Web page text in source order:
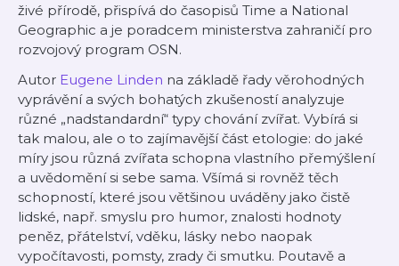
živé přírodě, přispívá do časopisů Time a National
Geographic a je poradcem ministerstva zahraničí pro
rozvojový program OSN.
Autor Eugene Linden na základě řady věrohodných
vyprávění a svých bohatých zkušeností analyzuje
různé „nadstandardní“ typy chování zvířat. Vybírá si
tak malou, ale o to zajímavější část etologie: do jaké
míry jsou různá zvířata schopna vlastního přemýšlení
a uvědomění si sebe sama. Všímá si rovněž těch
schopností, které jsou většinou uváděny jako čistě
lidské, např. smyslu pro humor, znalosti hodnoty
peněz, přátelství, vděku, lásky nebo naopak
vypočítavosti, pomsty, zrady či smutku. Poutavě a